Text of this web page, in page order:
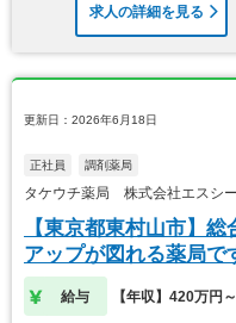
求人の詳細を見る
更新日：2026年6月18日
正社員 調剤薬局
タケウチ薬局 株式会社エスシ
【東京都東村山市】
アップが図れる薬局
給与 【年収】420万円